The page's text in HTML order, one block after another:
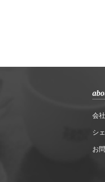
会
シ
お